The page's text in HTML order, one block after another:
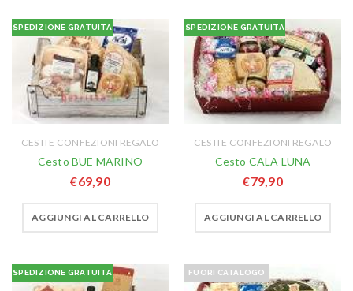
SPEDIZIONE GRATUITA
CESTI E CONFEZIONI REGALO
Cesto BUE MARINO
€69,90
AGGIUNGI AL CARRELLO
SPEDIZIONE GRATUITA
CESTI E CONFEZIONI REGALO
Cesto CALA LUNA
€79,90
AGGIUNGI AL CARRELLO
SPEDIZIONE GRATUITA FUORI CATALOGO